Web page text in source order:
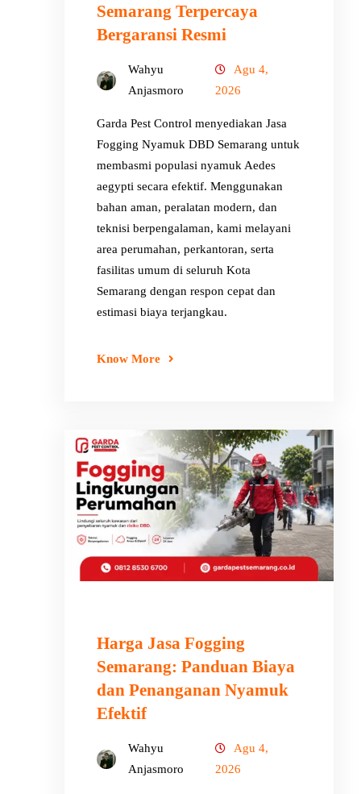
Semarang Terpercaya
Bergaransi Resmi
Wahyu
Anjasmoro
Agu 4,
2026
Garda Pest Control menyediakan Jasa
Fogging Nyamuk DBD Semarang untuk
membasmi populasi nyamuk Aedes
aegypti secara efektif. Menggunakan
bahan aman, peralatan modern, dan
teknisi berpengalaman, kami melayani
area perumahan, perkantoran, serta
fasilitas umum di seluruh Kota
Semarang dengan respon cepat dan
estimasi biaya terjangkau.
Know More
Harga Jasa Fogging
Semarang: Panduan Biaya
dan Penanganan Nyamuk
Efektif
Wahyu
Anjasmoro
Agu 4,
2026